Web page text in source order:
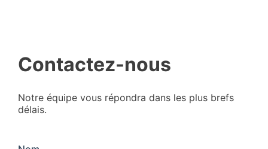
Contactez-nous
Notre équipe vous répondra dans les plus brefs
délais.